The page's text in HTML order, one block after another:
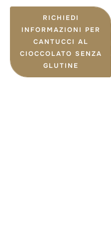
RICHIEDI
INFORMAZIONI PER
CANTUCCI AL
CIOCCOLATO SENZA
GLUTINE